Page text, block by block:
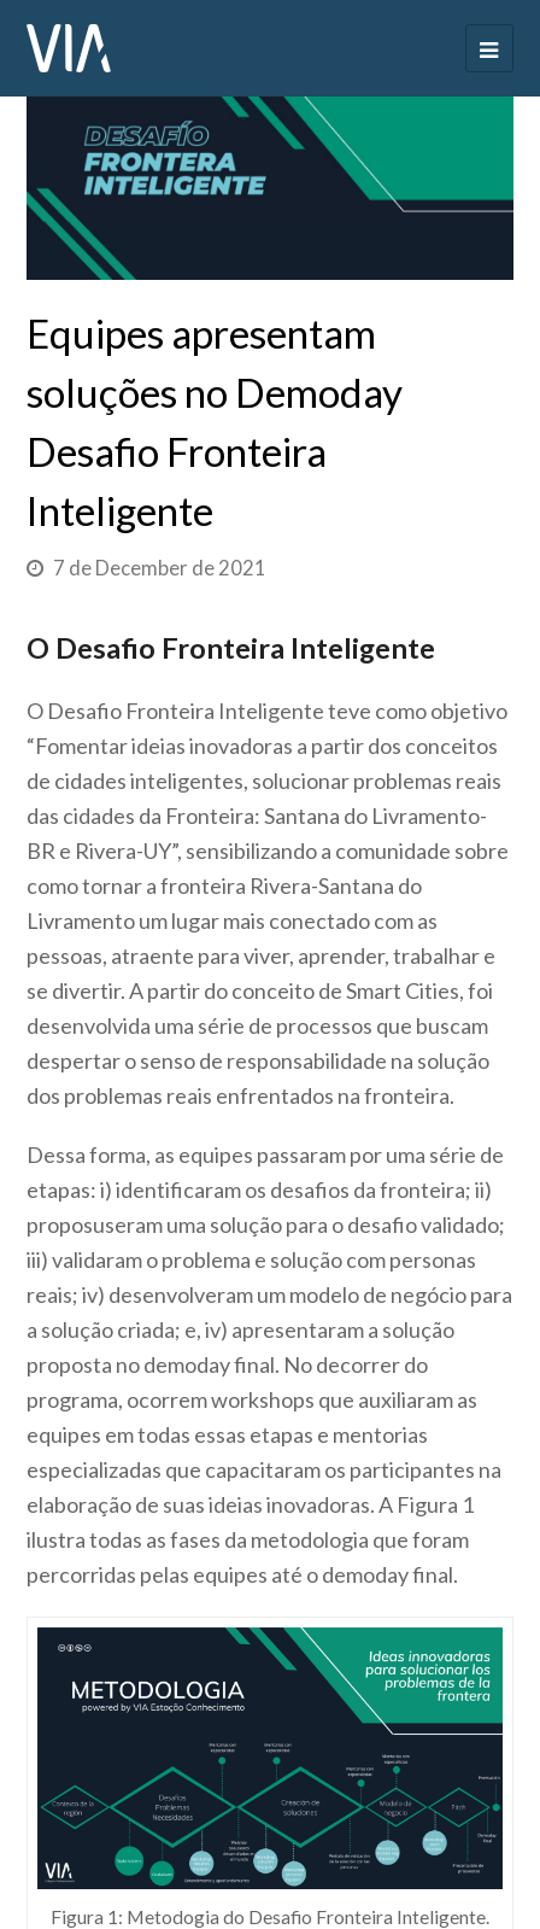
Equipes apresentam
soluções no Demoday
Desafio Fronteira
Inteligente
7 de December de 2021
O Desafio Fronteira Inteligente
O Desafio Fronteira Inteligente teve como objetivo
“Fomentar ideias inovadoras a partir dos conceitos
de cidades inteligentes, solucionar problemas reais
das cidades da Fronteira: Santana do Livramento-
BR e Rivera-UY”, sensibilizando a comunidade sobre
como tornar a fronteira Rivera-Santana do
Livramento um lugar mais conectado com as
pessoas, atraente para viver, aprender, trabalhar e
se divertir. A partir do conceito de Smart Cities, foi
desenvolvida uma série de processos que buscam
despertar o senso de responsabilidade na solução
dos problemas reais enfrentados na fronteira.
Dessa forma, as equipes passaram por uma série de
etapas: i) identificaram os desafios da fronteira; ii)
proposuseram uma solução para o desafio validado;
iii) validaram o problema e solução com personas
reais; iv) desenvolveram um modelo de negócio para
a solução criada; e, iv) apresentaram a solução
proposta no demoday final. No decorrer do
programa, ocorrem workshops que auxiliaram as
equipes em todas essas etapas e mentorias
especializadas que capacitaram os participantes na
elaboração de suas ideias inovadoras. A Figura 1
ilustra todas as fases da metodologia que foram
percorridas pelas equipes até o demoday final.
Figura 1: Metodogia do Desafio Fronteira Inteligente.